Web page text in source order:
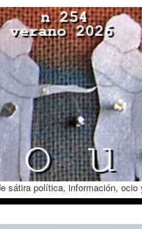
sátira política, información,